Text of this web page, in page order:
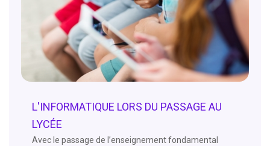
L'INFORMATIQUE LORS DU PASSAGE AU
LYCÉE
Avec le passage de l’enseignement fondamental